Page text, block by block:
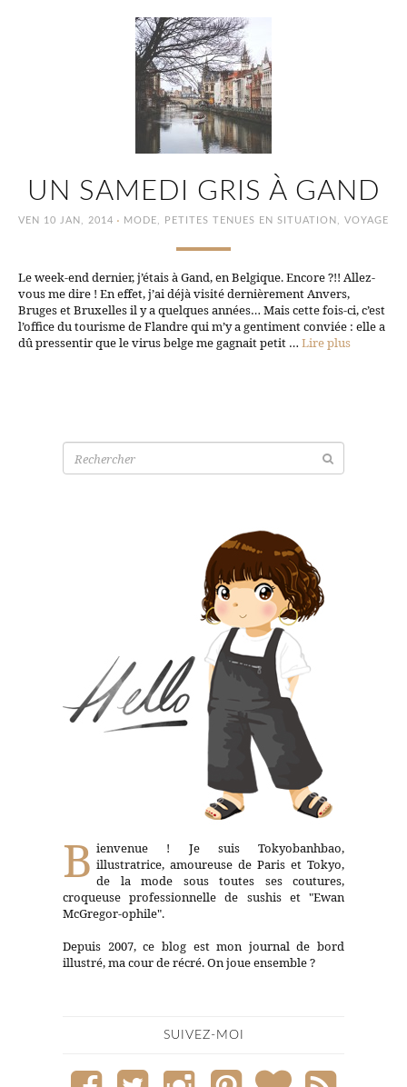
UN SAMEDI GRIS À GAND
VEN 10 JAN, 2014 · MODE, PETITES TENUES EN SITUATION , VOYAGE
Le week-end dernier, j’étais à Gand, en Belgique. Encore ?!! Allez-
vous me dire ! En effet, j’ai déjà visité dernièrement Anvers,
Bruges et Bruxelles il y a quelques années… Mais cette fois-ci, c’est
l’office du tourisme de Flandre qui m’y a gentiment conviée : elle a
dû pressentir que le virus belge me gagnait petit … Lire plus
Recherche
pour:
B ienvenue ! Je suis Tokyobanhbao,
illustratrice, amoureuse de Paris et Tokyo,
de la mode sous toutes ses coutures,
croqueuse professionnelle de sushis et "Ewan
McGregor-ophile".
Depuis 2007, ce blog est mon journal de bord
illustré, ma cour de récré. On joue ensemble ?
SUIVEZ-MOI